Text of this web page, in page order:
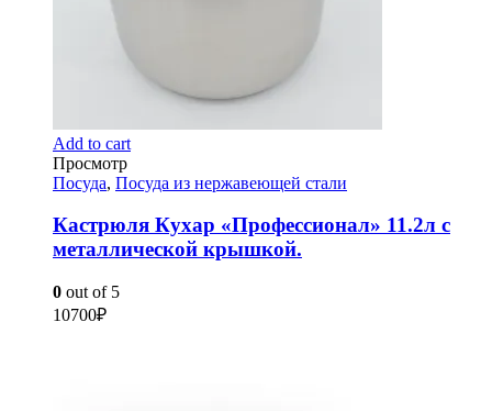
Add to cart
Просмотр
Посуда, Посуда из нержавеющей стали
Кастрюля Кухар «Профессионал» 11.2л с
металлической крышкой.
0 out of 5
10700₽